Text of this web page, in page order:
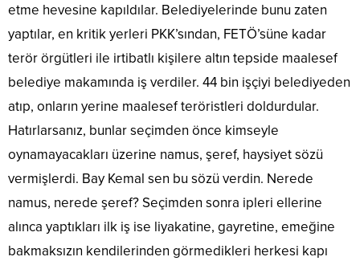
etme hevesine kapıldılar. Belediyelerinde bunu zaten
yaptılar, en kritik yerleri PKK’sından, FETÖ’süne kadar
terör örgütleri ile irtibatlı kişilere altın tepside maalesef
belediye makamında iş verdiler. 44 bin işçiyi belediyeden
atıp, onların yerine maalesef teröristleri doldurdular.
Hatırlarsanız, bunlar seçimden önce kimseyle
oynamayacakları üzerine namus, şeref, haysiyet sözü
vermişlerdi. Bay Kemal sen bu sözü verdin. Nerede
namus, nerede şeref? Seçimden sonra ipleri ellerine
alınca yaptıkları ilk iş ise liyakatine, gayretine, emeğine
bakmaksızın kendilerinden görmedikleri herkesi kapı